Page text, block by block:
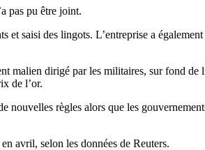
pas pu être joint.
saisi des lingots. L’entreprise a
dirigé par les militaires, sur fond de
de l’or.
nouvelles règles alors que les
avril, selon les données de Reuters.